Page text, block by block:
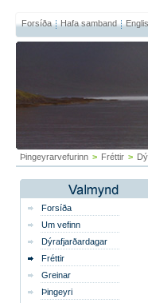
Forsíða Hafa samband
Þingeyrarvefurinn > Fréttir >
Forsíða
Um vefinn
Dýrafjarðardagar
Fréttir
Greinar
Þingeyri